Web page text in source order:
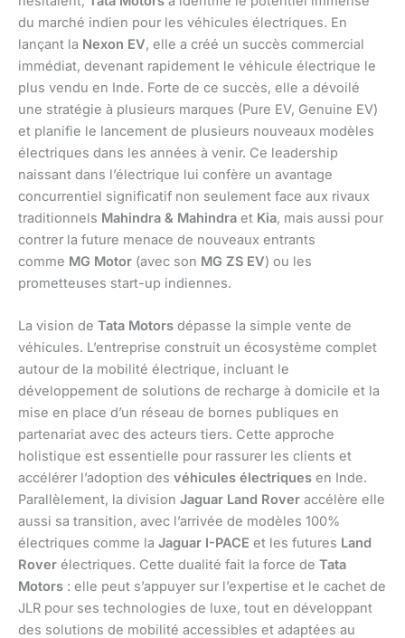
du marché indien pour les véhicules électriques. En
lançant la Nexon EV, elle a créé un succès commercial
immédiat, devenant rapidement le véhicule électrique le
plus vendu en Inde. Forte de ce succès, elle a dévoilé
une stratégie à plusieurs marques (Pure EV, Genuine EV)
et planifie le lancement de plusieurs nouveaux modèles
électriques dans les années à venir. Ce leadership
naissant dans l’électrique lui confère un avantage
concurrentiel significatif non seulement face aux rivaux
traditionnels Mahindra & Mahindra et Kia, mais aussi pour
contrer la future menace de nouveaux entrants
comme MG Motor (avec son MG ZS EV) ou les
prometteuses start-up indiennes.
La vision de Tata Motors dépasse la simple vente de
véhicules. L’entreprise construit un écosystème complet
autour de la mobilité électrique, incluant le
développement de solutions de recharge à domicile et la
mise en place d’un réseau de bornes publiques en
partenariat avec des acteurs tiers. Cette approche
holistique est essentielle pour rassurer les clients et
accélérer l’adoption des véhicules électriques en Inde.
Parallèlement, la division Jaguar Land Rover accélère elle
aussi sa transition, avec l’arrivée de modèles 100%
électriques comme la Jaguar I-PACE et les futures Land
Rover électriques. Cette dualité fait la force de Tata
Motors : elle peut s’appuyer sur l’expertise et le cachet de
JLR pour ses technologies de luxe, tout en développant
des solutions de mobilité accessibles et adaptées au